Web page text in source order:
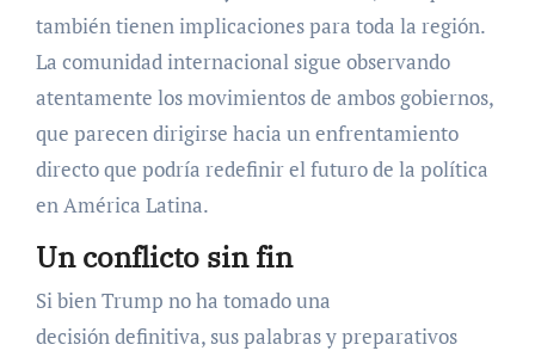
también tienen implicaciones para toda la región.
La comunidad internacional sigue observando
atentamente los movimientos de ambos gobiernos,
que parecen dirigirse hacia un enfrentamiento
directo que podría redefinir el futuro de la política
en América Latina.
Un conflicto sin fin
Si bien Trump no ha tomado una
decisión definitiva, sus palabras y preparativos